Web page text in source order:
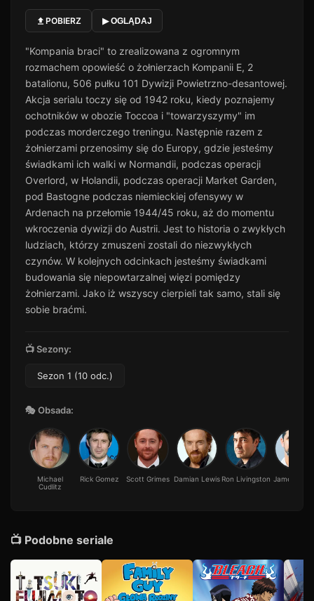
POBIERZ ▶ OGLĄDAJ
"Kompania braci" to zrealizowana z ogromnym
rozmachem opowieść o żołnierzach Kompanii E, 2
batalionu, 506 pułku 101 Dywizji Powietrzno-desantowej.
Akcja serialu toczy się od 1942 roku, kiedy poznajemy
ochotników w obozie Toccoa i "towarzyszymy" im
podczas morderczego treningu. Następnie razem z
żołnierzami przenosimy się do Europy, gdzie jesteśmy
świadkami ich walki w Normandii, podczas operacji
Overlord, w Holandii, podczas operacji Market Garden,
pod Bastogne podczas niemieckiej ofensywy w
Ardenach na przełomie 1944/45 roku, aż do momentu
wkroczenia dywizji do Austrii. Jest to historia o zwykłych
ludziach, którzy zmuszeni zostali do niezwykłych
czynów. W kolejnych odcinkach jesteśmy świadkami
budowania się niepowtarzalnej więzi pomiędzy
żołnierzami. Jako iż wszyscy cierpieli tak samo, stali się
sobie braćmi.
📺 Sezony:
Sezon 1 (10 odc.)
🎭 Obsada:
Michael
Cudlitz
Rick Gomez Scott Grimes Damian Lewis Ron Livingston James
📺 Podobne seriale